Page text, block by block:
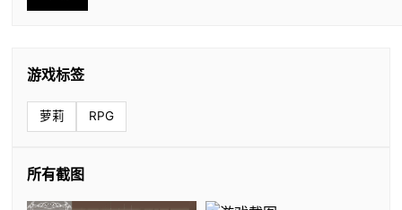
游戏标签
萝莉 RPG
所有截图